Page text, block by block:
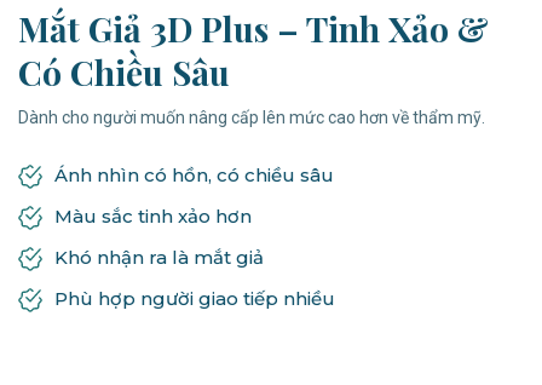
Mắt Giả 3D Plus – Tinh Xảo &
Có Chiều Sâu
Dành cho người muốn nâng cấp lên mức cao hơn về thẩm mỹ.
Ánh nhìn có hồn, có chiều sâu
Màu sắc tinh xảo hơn
Khó nhận ra là mắt giả
Phù hợp người giao tiếp nhiều